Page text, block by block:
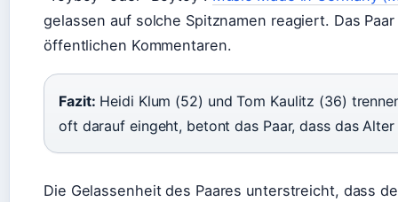
gelassen auf solche Spitznamen reagiert. Das
öffentlichen Kommentaren.
Fazit: Heidi Klum (52) und Tom Kaulitz (36)
oft darauf eingeht, betont das Paar, dass das
Die Gelassenheit des Paares unterstreicht, dass